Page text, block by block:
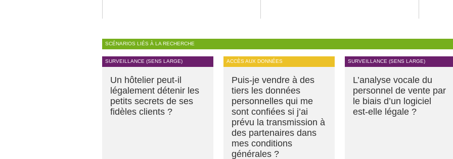
SCÉNARIOS LIÉS À LA RECHERCHE
SURVEILLANCE (SENS LARGE)
Un hôtelier peut-il
légalement détenir les
petits secrets de ses
fidèles clients ?
ACCÈS AUX DONNÉES
Puis-je vendre à des
tiers les données
personnelles qui me
sont confiées si j’ai
prévu la transmission à
des partenaires dans
mes conditions
générales ?
SURVEILLANCE (SENS LARGE)
L’analyse vocale du
personnel de vente par
le biais d’un logiciel
est-elle légale ?